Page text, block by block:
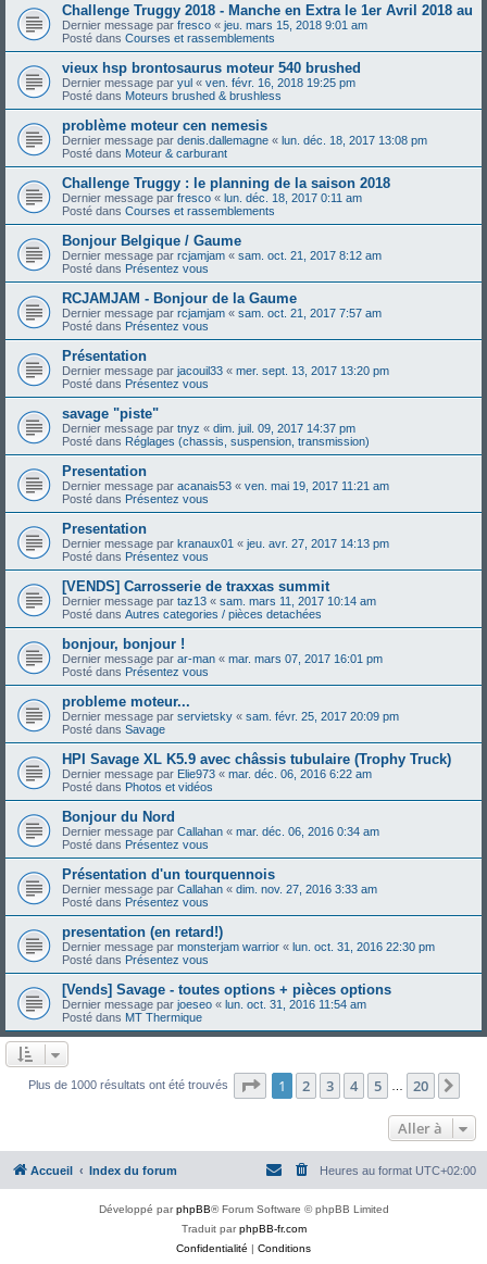
Challenge Truggy 2018 - Manche en Extra le 1er Avril 2018 au
Dernier message par fresco « jeu. mars 15, 2018 9:01 am
Posté dans Courses et rassemblements
vieux hsp brontosaurus moteur 540 brushed
Dernier message par yul « ven. févr. 16, 2018 19:25 pm
Posté dans Moteurs brushed & brushless
problème moteur cen nemesis
Dernier message par denis.dallemagne « lun. déc. 18, 2017 13:08 pm
Posté dans Moteur & carburant
Challenge Truggy : le planning de la saison 2018
Dernier message par fresco « lun. déc. 18, 2017 0:11 am
Posté dans Courses et rassemblements
Bonjour Belgique / Gaume
Dernier message par rcjamjam « sam. oct. 21, 2017 8:12 am
Posté dans Présentez vous
RCJAMJAM - Bonjour de la Gaume
Dernier message par rcjamjam « sam. oct. 21, 2017 7:57 am
Posté dans Présentez vous
Présentation
Dernier message par jacouil33 « mer. sept. 13, 2017 13:20 pm
Posté dans Présentez vous
savage "piste"
Dernier message par tnyz « dim. juil. 09, 2017 14:37 pm
Posté dans Réglages (chassis, suspension, transmission)
Presentation
Dernier message par acanais53 « ven. mai 19, 2017 11:21 am
Posté dans Présentez vous
Presentation
Dernier message par kranaux01 « jeu. avr. 27, 2017 14:13 pm
Posté dans Présentez vous
[VENDS] Carrosserie de traxxas summit
Dernier message par taz13 « sam. mars 11, 2017 10:14 am
Posté dans Autres categories / pièces detachées
bonjour, bonjour !
Dernier message par ar-man « mar. mars 07, 2017 16:01 pm
Posté dans Présentez vous
probleme moteur...
Dernier message par servietsky « sam. févr. 25, 2017 20:09 pm
Posté dans Savage
HPI Savage XL K5.9 avec châssis tubulaire (Trophy Truck)
Dernier message par Elie973 « mar. déc. 06, 2016 6:22 am
Posté dans Photos et vidéos
Bonjour du Nord
Dernier message par Callahan « mar. déc. 06, 2016 0:34 am
Posté dans Présentez vous
Présentation d'un tourquennois
Dernier message par Callahan « dim. nov. 27, 2016 3:33 am
Posté dans Présentez vous
presentation (en retard!)
Dernier message par monsterjam warrior « lun. oct. 31, 2016 22:30 pm
Posté dans Présentez vous
[Vends] Savage - toutes options + pièces options
Dernier message par joeseo « lun. oct. 31, 2016 11:54 am
Posté dans MT Thermique
Plus de 1000 résultats ont été trouvés Page 1sur20
1 2 3 4 5 20
Aller à
Accueil Index du forum Heures au format UTC+02:00
Développé parphpBB® Forum Software © phpBB Limited
Traduit parphpBB-fr.com
Confidentialité | Conditions